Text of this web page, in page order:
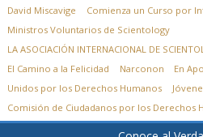
David Miscavige
Comienza un Curso por
Ministros Voluntarios de Scientology
LA ASOCIACIÓN INTERNACIONAL DE
El Camino a la Felicidad
Narconon
En
Unidos por los Derechos Humanos
Comisión de Ciudadanos por los Derechos